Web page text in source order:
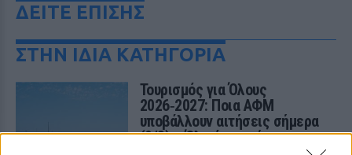
ΔΕΙΤΕ ΕΠΙΣΗΣ
ΣΤΗΝ ΙΔΙΑ ΚΑΤΗΓΟΡΙΑ
Τουρισμός για Όλους
2026‑2027: Ποια ΑΦΜ
υποβάλλουν αιτήσεις σήμερα
(9/8) – Όλα όσα πρέπει να